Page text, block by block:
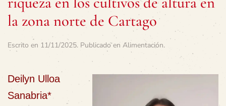
la zona norte de Cartago
Escrito en 11/11/2025. Publicado en Alimentación.
Deilyn Ulloa
Sanabria*